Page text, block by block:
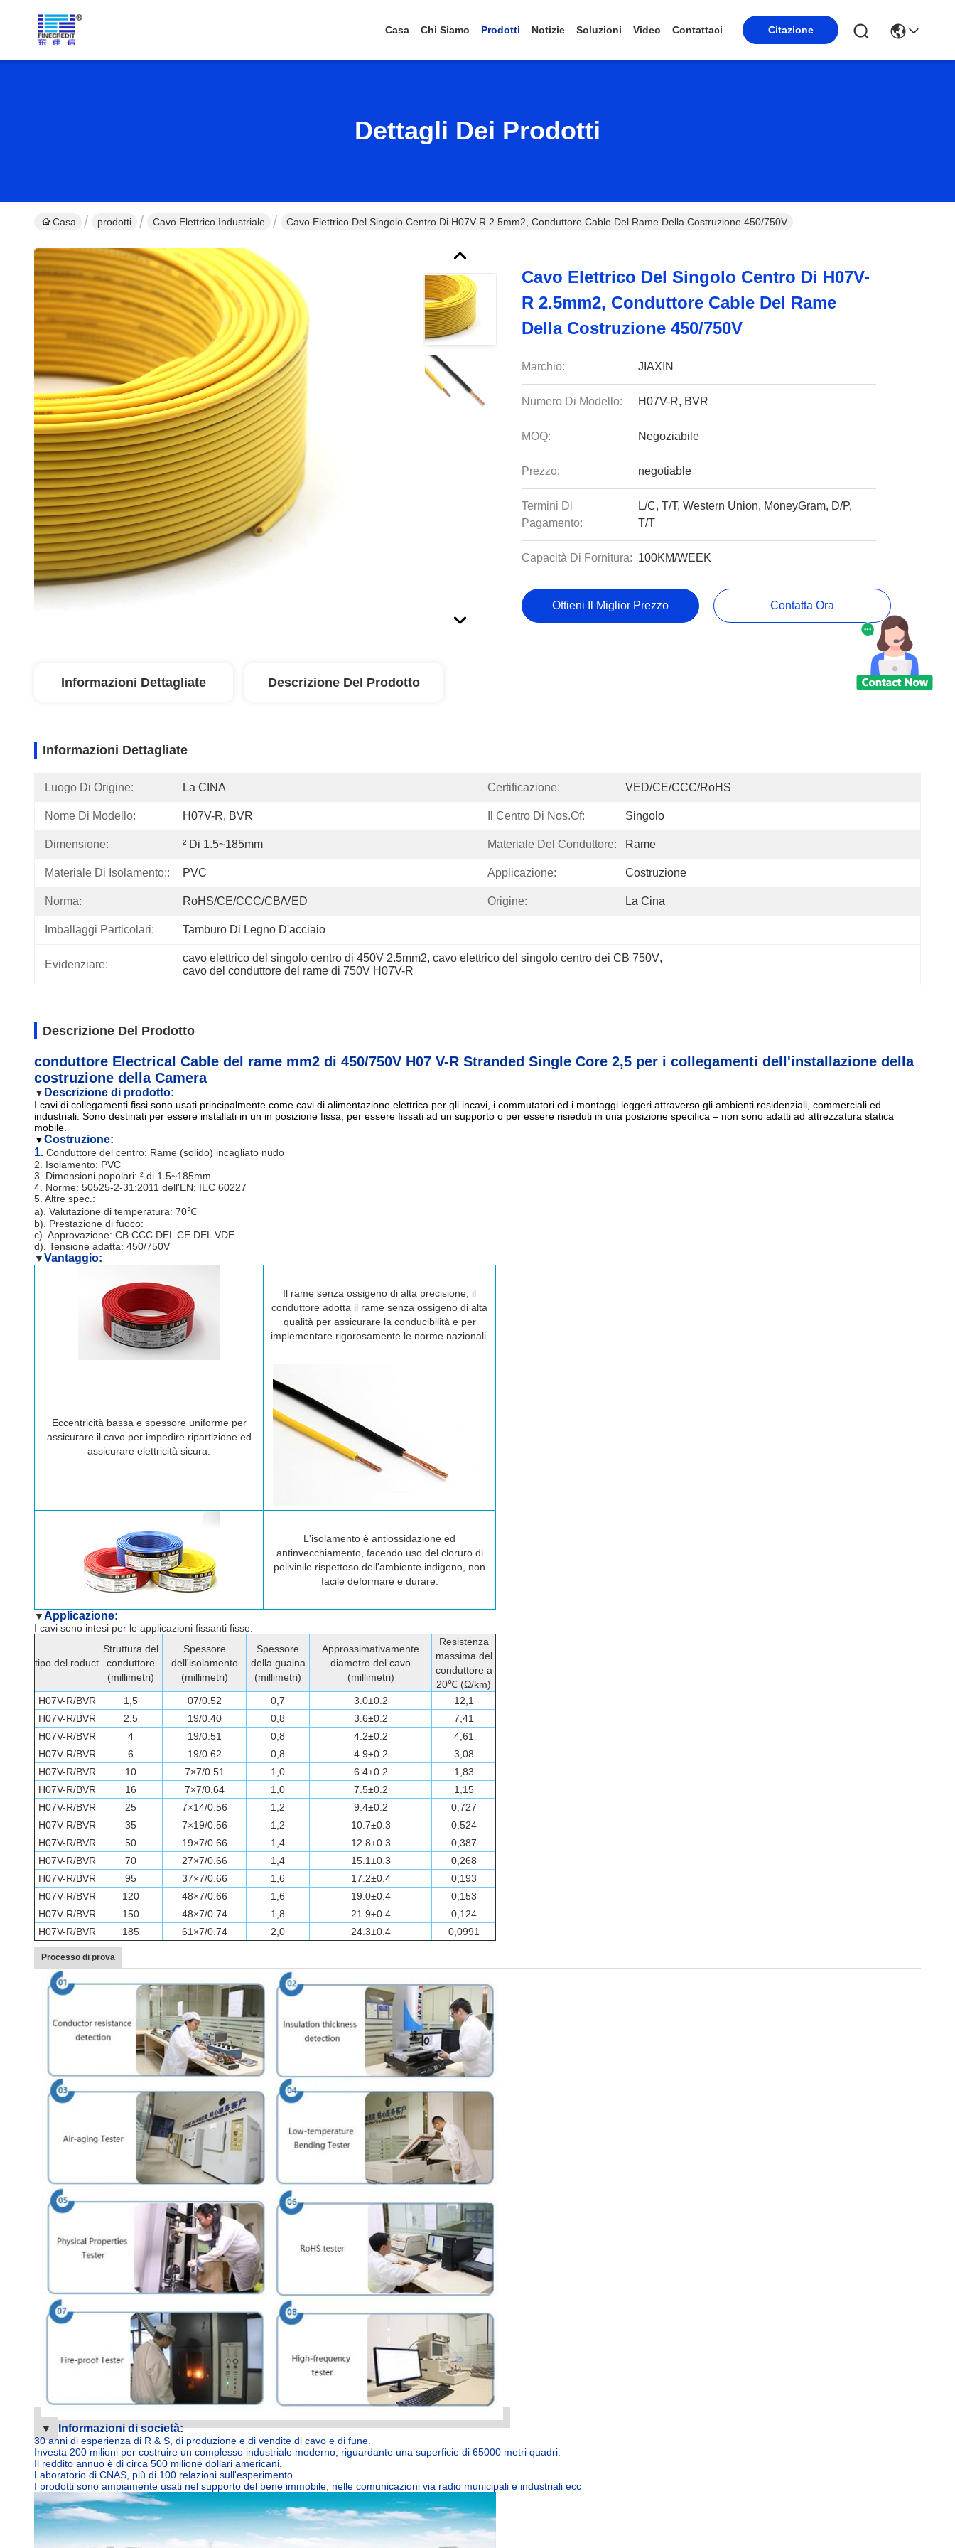
Casa Chi Siamo Prodotti Notizie Soluzioni Video Contattaci Citazione
Dettagli Dei Prodotti
Casa prodotti Cavo Elettrico Industriale Cavo Elettrico Del Singolo Centro Di H07V-R 2.5mm2, Conduttore Cable Del Rame Della Costruzione 450/750V
Cavo Elettrico Del Singolo Centro Di H07V-
R 2.5mm2, Conduttore Cable Del Rame
Della Costruzione 450/750V
Marchio: JIAXIN
Numero Di Modello: H07V-R, BVR
MOQ: Negoziabile
Prezzo: negotiable
Termini Di
Pagamento:
L/C, T/T, Western Union, MoneyGram, D/P,
T/T
Capacità Di Fornitura: 100KM/WEEK
Ottieni Il Miglior Prezzo Contatta Ora
Informazioni Dettagliate Descrizione Del Prodotto
Informazioni Dettagliate
Luogo Di Origine: La CINA Certificazione: VED/CE/CCC/RoHS
Nome Di Modello: H07V-R, BVR Il Centro Di Nos.of: Singolo
Dimensione: ² Di 1.5~185mm Materiale Del Conduttore: Rame
Materiale Di Isolamento:: PVC Applicazione: Costruzione
Norma: RoHS/CE/CCC/CB/VED Origine: La Cina
Imballaggi Particolari: Tamburo Di Legno D'acciaio
Evidenziare:
cavo elettrico del singolo centro di 450V 2.5mm2, cavo elettrico del singolo centro dei CB 750V,
cavo del conduttore del rame di 750V H07V-R
Descrizione Del Prodotto
conduttore Electrical Cable del rame mm2 di 450/750V H07 V-R Stranded Single Core 2,5 per i collegamenti dell'installazione della
costruzione della Camera
▼ Descrizione di prodotto:
I cavi di collegamenti fissi sono usati principalmente come cavi di alimentazione elettrica per gli incavi, i commutatori ed i montaggi leggeri attraverso gli ambienti residenziali, commerciali ed
industriali. Sono destinati per essere installati in un in posizione fissa, per essere fissati ad un supporto o per essere risieduti in una posizione specifica – non sono adatti ad attrezzatura statica
mobile.
▼Costruzione:
1. Conduttore del centro: Rame (solido) incagliato nudo
2. Isolamento: PVC
3. Dimensioni popolari: ² di 1.5~185mm
4. Norme: 50525-2-31:2011 dell'EN; IEC 60227
5. Altre spec.:
a). Valutazione di temperatura: 70℃
b). Prestazione di fuoco:
c). Approvazione: CB CCC DEL CE DEL VDE
d). Tensione adatta: 450/750V
▼Vantaggio:
Il rame senza ossigeno di alta precisione, il
conduttore adotta il rame senza ossigeno di alta
qualità per assicurare la conducibilità e per
implementare rigorosamente le norme nazionali.
Eccentricità bassa e spessore uniforme per
assicurare il cavo per impedire ripartizione ed
assicurare elettricità sicura.
L'isolamento è antiossidazione ed
antinvecchiamento, facendo uso del cloruro di
polivinile rispettoso dell'ambiente indigeno, non
facile deformare e durare.
▼Applicazione:
I cavi sono intesi per le applicazioni fissanti fisse.
tipo del roduct
Struttura del
conduttore
(millimetri)
Spessore
dell'isolamento
(millimetri)
Spessore
della guaina
(millimetri)
Approssimativamente
diametro del cavo
(millimetri)
Resistenza
massima del
conduttore a
20℃ (Ω/km)
H07V-R/BVR
1,5 07/0.52 0,7 3.0±0.2
12,1
H07V-R/BVR
2,5 19/0.40 0,8 3.6±0.2
7,41
H07V-R/BVR
4 19/0.51 0,8 4.2±0.2
4,61
H07V-R/BVR
6 19/0.62 0,8 4.9±0.2
3,08
H07V-R/BVR
10 7×7/0.51 1,0 6.4±0.2
1,83
H07V-R/BVR
16 7×7/0.64 1,0 7.5±0.2
1,15
H07V-R/BVR
25 7×14/0.56 1,2 9.4±0.2
0,727
H07V-R/BVR
35 7×19/0.56 1,2 10.7±0.3
0,524
H07V-R/BVR
50 19×7/0.66 1,4 12.8±0.3
0,387
H07V-R/BVR
70 27×7/0.66 1,4 15.1±0.3
0,268
H07V-R/BVR
95 37×7/0.66 1,6 17.2±0.4
0,193
H07V-R/BVR
120 48×7/0.66 1,6 19.0±0.4
0,153
H07V-R/BVR
150 48×7/0.74 1,8 21.9±0.4
0,124
H07V-R/BVR
185 61×7/0.74 2,0 24.3±0.4 0,0991
Processo di prova
▼ Informazioni di società:
30 anni di esperienza di R & S, di produzione e di vendite di cavo e di fune.
Investa 200 milioni per costruire un complesso industriale moderno, riguardante una superficie di 65000 metri quadri.
Il reddito annuo è di circa 500 milione dollari americani.
Laboratorio di CNAS, più di 100 relazioni sull'esperimento.
I prodotti sono ampiamente usati nel supporto del bene immobile, nelle comunicazioni via radio municipali e industriali ecc